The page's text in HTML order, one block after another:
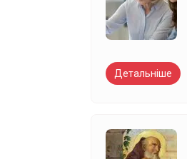
Детальніше